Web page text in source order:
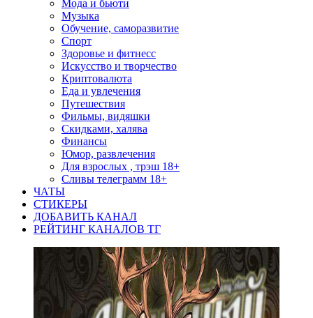
Мода и бьюти
Музыка
Обучение, саморазвитие
Спорт
Здоровье и фитнесс
Искусство и творчество
Криптовалюта
Еда и увлечения
Путешествия
Фильмы, видяшки
Скидками, халява
Финансы
Юмор, развлечения
Для взрослых , трэш 18+
Сливы телеграмм 18+
ЧАТЫ
СТИКЕРЫ
ДОБАВИТЬ КАНАЛ
РЕЙТИНГ КАНАЛОВ ТГ